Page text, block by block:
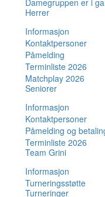
Damegruppen er i
Herrer
Informasjon
Kontaktpersoner
Påmelding
Terminliste 2026
Matchplay 2026
Seniorer
Informasjon
Kontaktpersoner
Påmelding og
Terminliste 2026
Team Grini
Informasjon
Turneringsstøtte
Turneringer